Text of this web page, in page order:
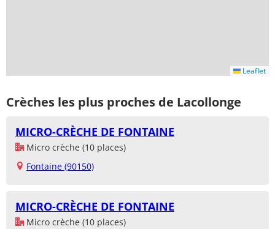
Leaflet
Crèches les plus proches de Lacollonge
MICRO-CRÈCHE DE FONTAINE
Micro crèche (10 places)
Fontaine (90150)
MICRO-CRÈCHE DE FONTAINE
Micro crèche (10 places)